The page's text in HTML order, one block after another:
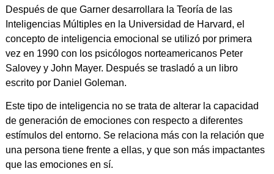
Después de que Garner desarrollara la Teoría de las
Inteligencias Múltiples en la Universidad de Harvard, el
concepto de inteligencia emocional se utilizó por primera
vez en 1990 con los psicólogos norteamericanos Peter
Salovey y John Mayer. Después se trasladó a un libro
escrito por Daniel Goleman.
Este tipo de inteligencia no se trata de alterar la capacidad
de generación de emociones con respecto a diferentes
estímulos del entorno. Se relaciona más con la relación que
una persona tiene frente a ellas, y que son más impactantes
que las emociones en sí.